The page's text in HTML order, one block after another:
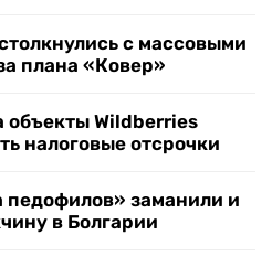
с массовыми
плана «Ковер»
объекты Wildberries
налоговые отсрочки
заманили и
в Болгарии